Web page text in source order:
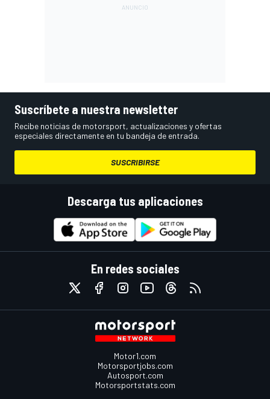
Suscríbete a nuestra newsletter
Recibe noticias de motorsport, actualizaciones y ofertas
especiales directamente en tu bandeja de entrada.
SUSCRIBIRSE
Descarga tus aplicaciones
En redes sociales
Motor1.com
Motorsportjobs.com
Autosport.com
Motorsportstats.com